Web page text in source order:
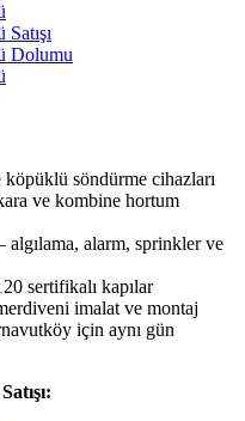
Dolumu
söndürme cihazları
ve kombine hortum
alarm, sprinkler ve
sertifikalı kapılar
imalat ve montaj
için aynı gün